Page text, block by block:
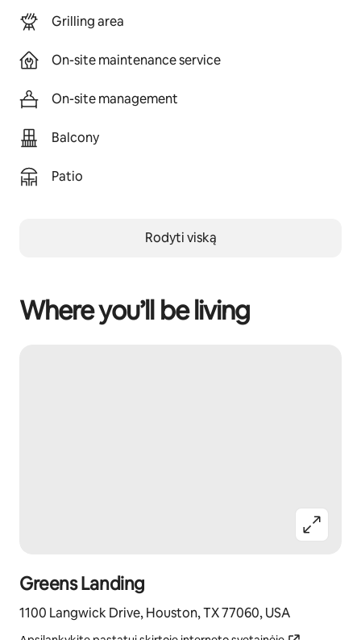
Grilling area
On-site maintenance service
On-site management
Balcony
Patio
Rodyti viską
Where you’ll be living
Greens Landing
1100 Langwick Drive, Houston, TX 77060, USA